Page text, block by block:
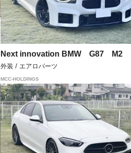
Next innovation BMW G87 M2
外装 / エアロパーツ
MCC-HOLDINGS